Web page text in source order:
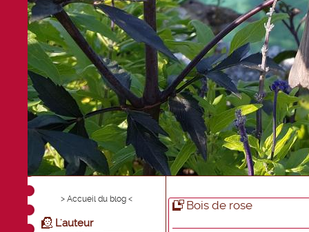
> Accueil du blog <
L'auteur
Bois de rose